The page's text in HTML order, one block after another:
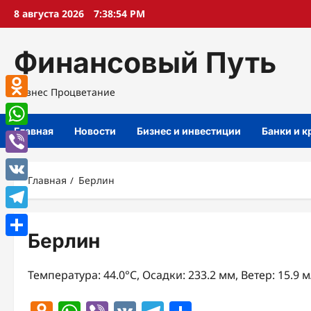
Перейти
8 августа 2026 7:38:54 PM
Финансовый Путь
Бизнес Процветание
Главная Новости Бизнес и инвестиции Банки и
Главная Берлин
Берлин
Температура: 44.0°C, Осадки: 233.2 мм, Ветер: 15.9
Odnoklassniki
WhatsApp
Viber
VK
Telegram
Отправить